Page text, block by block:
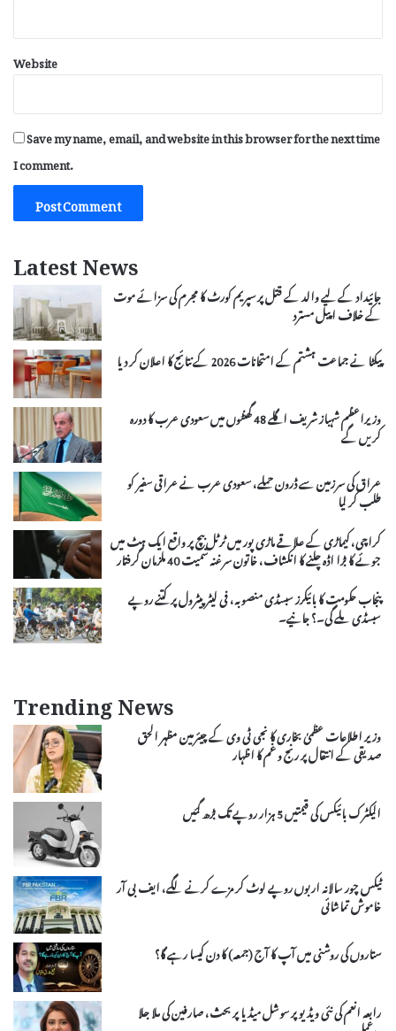
Website
Save my name, email, and website in this browser for the next time
I comment.
Latest News
جائیداد کے لیے والد کے قتل پر سپریم کورٹ کا مجرم کی سزائے موت
کے خلاف اپیل مسترد
پیکٹا نے جماعت ہشتم کے امتحانات 2026 کے نتائج کا اعلان کر دیا
وزیراعظم شہباز شریف اگلے 48 گھنٹوں میں سعودی عرب کا دورہ
کریں گے
عراق کی سرزمین سے ڈرون حملے، سعودی عرب نے عراقی سفیر کو
طلب کر لیا
کراچی، کیماڑی کے علاقے ماڑی پور میں ٹرٹل بیچ پر واقع ایک ہٹ میں
جوئے کا بڑا اڈہ چلنے کا انکشاف، خاتون سرغنہ سمیت 40 ملزمان گرفتار
پنجاب حکومت کا بائیکرز سبسڈی منصوبہ، فی لیٹر پیٹرول پر کتنے روپے
سبسڈی ملے گی۔؟ جانیے۔
Trending News
وزیر اطلاعات عظمیٰ بخاری کا نجی ٹی وی کے چیئرمین مظہر الحق
صدیقی کے انتقال پر رنج و غم کا اظہار
الیکٹرک بائیکس کی قیمتیں 5 ہزار روپے تک بڑھ گئیں
ٹیکس چور سالانہ اربوں روپے لوٹ کر مزے کرنے لگے، ایف بی آر
خاموش تماشائی
ستاروں کی روشنی میں آپ کا آج (جمعہ) کا دن کیسا رہے گا؟
رابعہ انعم کی نئی ویڈیو پر سوشل میڈیا پر بحث، صارفین کی ملا جلا